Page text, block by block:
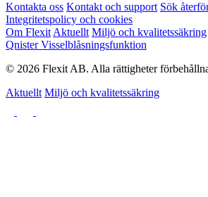
Kontakta oss Kontakt och support Sök
Integritetspolicy och cookies
Om Flexit Aktuellt Miljö och kvalitetssäkring
Qnister Visselblåsningsfunktion
© 2026 Flexit AB. Alla rättigheter
Aktuellt Miljö och kvalitetssäkring